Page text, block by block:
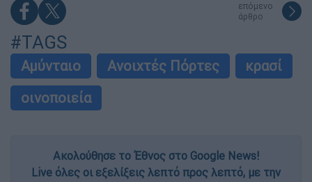
επόμενο
άρθρο
#TAGS
Αμύνταιο Ανοιχτές Πόρτες
κρασί
οινοποιεία
Ακολούθησε το Έθνος στο Google News!
Live όλες οι εξελίξεις λεπτό προς λεπτό, με την